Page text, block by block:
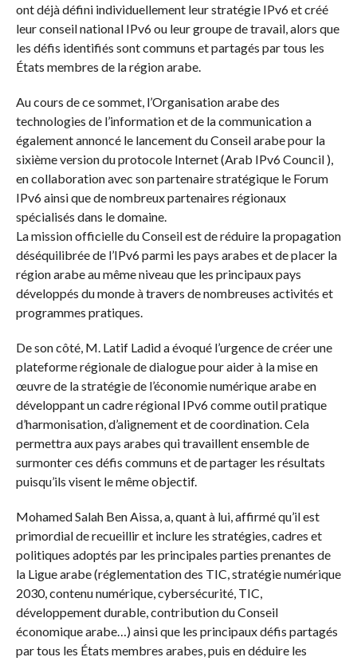
ont déjà défini individuellement leur stratégie IPv6 et créé
leur conseil national IPv6 ou leur groupe de travail, alors que
les défis identifiés sont communs et partagés par tous les
États membres de la région arabe.
Au cours de ce sommet, l’Organisation arabe des
technologies de l’information et de la communication a
également annoncé le lancement du Conseil arabe pour la
sixième version du protocole Internet (Arab IPv6 Council ),
en collaboration avec son partenaire stratégique le Forum
IPv6 ainsi que de nombreux partenaires régionaux
spécialisés dans le domaine.
La mission officielle du Conseil est de réduire la propagation
déséquilibrée de l’IPv6 parmi les pays arabes et de placer la
région arabe au même niveau que les principaux pays
développés du monde à travers de nombreuses activités et
programmes pratiques.
De son côté, M. Latif Ladid a évoqué l’urgence de créer une
plateforme régionale de dialogue pour aider à la mise en
œuvre de la stratégie de l’économie numérique arabe en
développant un cadre régional IPv6 comme outil pratique
d’harmonisation, d’alignement et de coordination. Cela
permettra aux pays arabes qui travaillent ensemble de
surmonter ces défis communs et de partager les résultats
puisqu’ils visent le même objectif.
Mohamed Salah Ben Aissa, a, quant à lui, affirmé qu’il est
primordial de recueillir et inclure les stratégies, cadres et
politiques adoptés par les principales parties prenantes de
la Ligue arabe (réglementation des TIC, stratégie numérique
2030, contenu numérique, cybersécurité, TIC,
développement durable, contribution du Conseil
économique arabe…) ainsi que les principaux défis partagés
par tous les États membres arabes, puis en déduire les